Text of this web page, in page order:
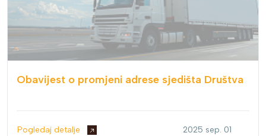
Obavijest o promjeni adrese sjedišta Društva
Pogledaj detalje 2025 sep. 01